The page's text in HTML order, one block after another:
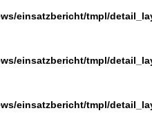
einsatzbericht/tmpl/
einsatzbericht/tmpl/
einsatzbericht/tmpl/